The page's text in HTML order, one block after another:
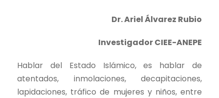
Dr. Ariel Álvarez Rubio
Investigador CIEE-ANEPE
Hablar del Estado Islámico, es hablar de
atentados, inmolaciones, decapitaciones,
lapidaciones, tráfico de mujeres y niños, entre